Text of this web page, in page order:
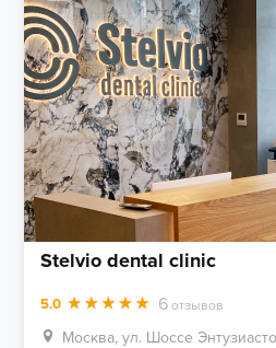
Stelvio dental clinic
5.0 6 отзывов
Москва, ул. Шоссе